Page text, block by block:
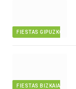
FIESTAS GIPUZKOA
FIESTAS BIZKAIA